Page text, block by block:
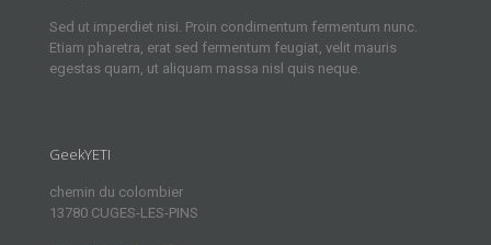
Sed ut imperdiet nisi. Proin condimentum fermentum nunc.
Etiam pharetra, erat sed fermentum feugiat, velit mauris
egestas quam, ut aliquam massa nisl quis neque.
GeekYETI
chemin du colombier
13780 CUGES-LES-PINS